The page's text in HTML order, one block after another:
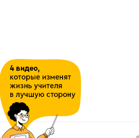
языковых и речевых средств
Метапредметные
- совершенствование